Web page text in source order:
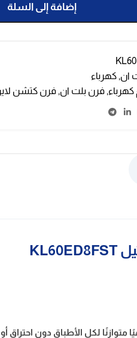
إضافة إلى السلة
ان, كهرباء
, فرن بلت ان, فرن كتشن
طهيًا متوازنًا لكل الأطباق دون